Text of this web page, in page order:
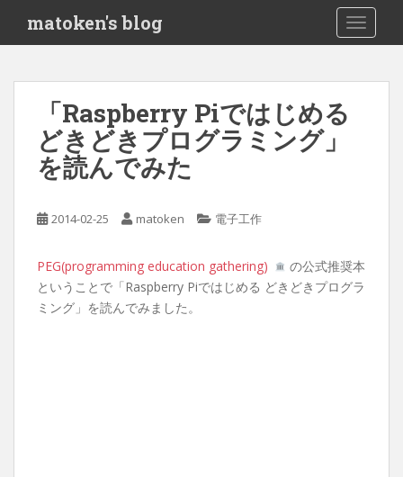
i
matoken's blog
「Raspberry Piではじめる
どきどきプログラミング」
を読んでみた
2014-02-25 matoken 電子工作
PEG(programming education gathering)
の公式推奨本
ということで「Raspberry Piではじめる どきどきプログラ
ミング」を読んでみました。